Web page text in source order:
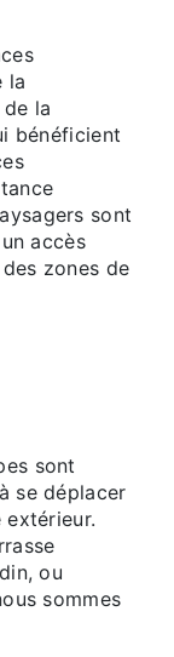
la
la
bénéficient
sont
accès
zones de
sont
se déplacer
ou
sommes